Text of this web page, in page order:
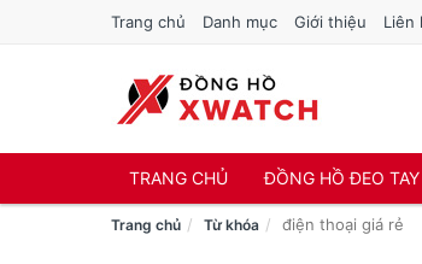
Trang chủ Danh mục Giới thiệu Liên
TRANG CHỦ ĐỒNG HỒ ĐEO TAY
Trang chủ Từ khóa điện thoại giá rẻ